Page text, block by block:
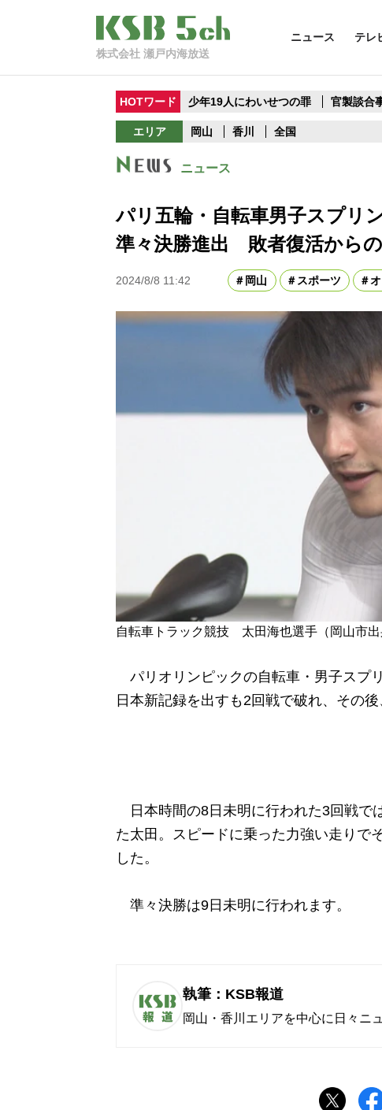
株式会社 瀬戸内海放送
ニュース テレ
HOTワード 少年19人にわいせつの罪 官製談合
エリア 岡山 香川 全国
ニュース
パリ五輪・自転車男子スプリ
準々決勝進出 敗者復活から
2024/8/8 11:42 岡山 スポーツ
自転車トラック競技 太田海也選手（岡山市出
パリオリンピックの自転車・男子スプ
日本新記録を出すも2回戦で破れ、その
日本時間の8日未明に行われた3回戦で
た太田。スピードに乗った力強い走りで
した。
準々決勝は9日未明に行われます。
執筆：KSB報道
岡山・香川エリアを中心に日々ニ